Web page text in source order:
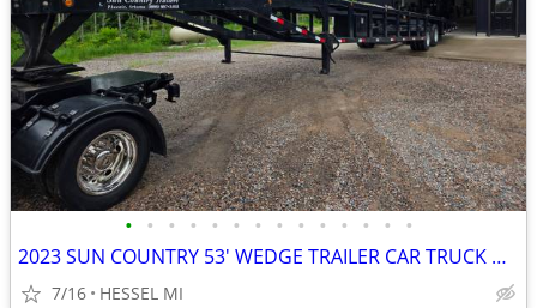
• • • • • • • • • • • • • •
2023 SUN COUNTRY 53' WEDGE TRAILER CAR TRUCK HOTSHOT HAULER
7/16 HESSEL MI